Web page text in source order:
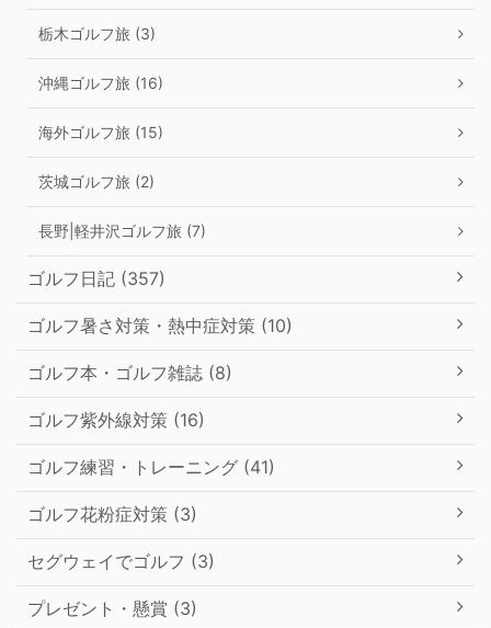
栃木ゴルフ旅 (3)
沖縄ゴルフ旅 (16)
海外ゴルフ旅 (15)
茨城ゴルフ旅 (2)
長野|軽井沢ゴルフ旅 (7)
ゴルフ日記 (357)
ゴルフ暑さ対策・熱中症対策 (10)
ゴルフ本・ゴルフ雑誌 (8)
ゴルフ紫外線対策 (16)
ゴルフ練習・トレーニング (41)
ゴルフ花粉症対策 (3)
セグウェイでゴルフ (3)
プレゼント・懸賞 (3)